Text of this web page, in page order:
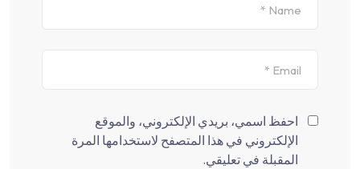
احفظ اسمي، بريدي الإلكتروني، والموقع
الإلكتروني في هذا المتصفح لاستخدامها المرة
المقبلة في تعليقي.